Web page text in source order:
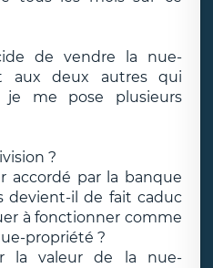
de vendre la nue-
aux deux autres qui
je me pose plusieurs
?
accordé par la banque
devient-il de fait caduc
à fonctionner comme
propriété ?
la valeur de la nue-